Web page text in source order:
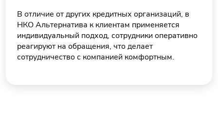
В отличие от других кредитных организаций, в
НКО Альтернатива к клиентам применяется
индивидуальный подход, сотрудники оперативно
реагируют на обращения, что делает
сотрудничество с компанией комфортным.